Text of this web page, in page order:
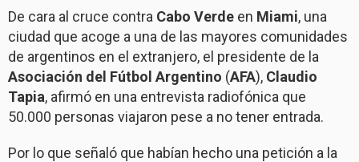
De cara al cruce contra Cabo Verde en Miami, una
ciudad que acoge a una de las mayores comunidades
de argentinos en el extranjero, el presidente de la
Asociación del Fútbol Argentino (AFA), Claudio
Tapia, afirmó en una entrevista radiofónica que
50.000 personas viajaron pese a no tener entrada.
Por lo que señaló que habían hecho una petición a la